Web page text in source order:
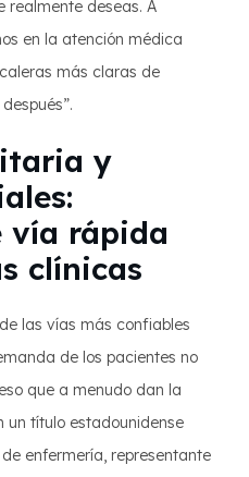
realmente deseas. A
en la atención médica
más claras de
y
vía rápida
clínicas
las vías más confiables
de los pacientes no
que a menudo dan la
un título estadounidense
enfermería, representante